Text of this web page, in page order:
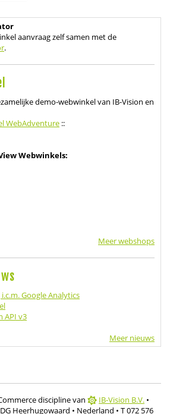
aanvraag zelf samen met de
.
demo-webwinkel van IB-Vision en
WebAdventure ::
Webwinkels:
Meer webshops
Google Analytics
API v3
Meer nieuws
discipline van IB-Vision B.V. •
DG Heerhugowaard • Nederland • T 072 576